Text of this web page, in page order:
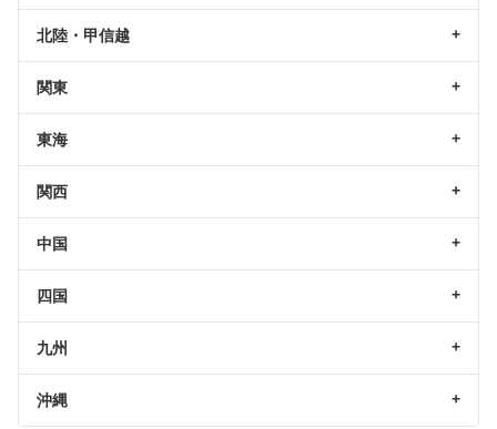
北陸・甲信越
関東
東海
関西
中国
四国
九州
沖縄